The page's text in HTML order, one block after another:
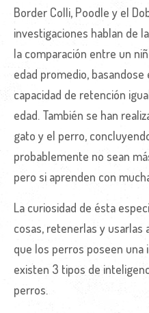
Border Colli, Poodle y el
investigaciones hablan de
la comparación entre un
edad promedio,
capacidad de retención
edad. También se han
gato y el perro,
probablemente no sean
pero si aprenden con
La curiosidad de ésta
cosas, retenerlas y usarlas
que los perros poseen una
existen 3 tipos de
perros.